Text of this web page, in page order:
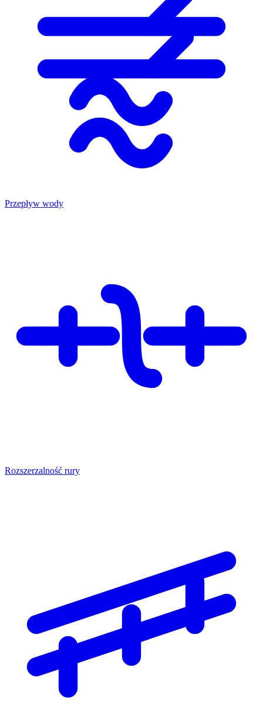
Przepływ wody
Rozszerzalność rury